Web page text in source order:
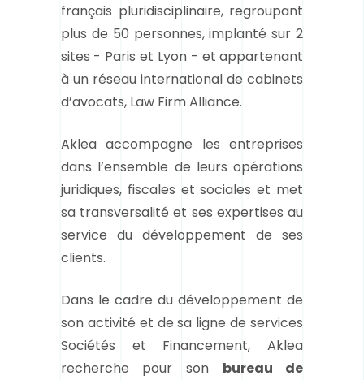
français pluridisciplinaire, regroupant
plus de 50 personnes, implanté sur 2
sites - Paris et Lyon - et appartenant
à un réseau international de cabinets
d’avocats, Law Firm Alliance.
Aklea accompagne les entreprises
dans l’ensemble de leurs opérations
juridiques, fiscales et sociales et met
sa transversalité et ses expertises au
service du développement de ses
clients.
Dans le cadre du développement de
son activité et de sa ligne de services
Sociétés et Financement, Aklea
recherche pour son bureau de